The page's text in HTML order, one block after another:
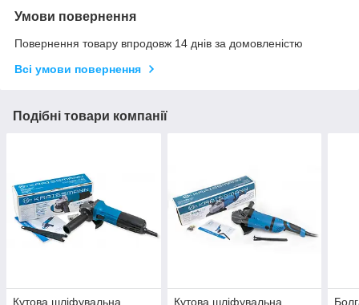
Умови повернення
Повернення товару впродовж 14 днів за домовленістю
Всі умови повернення
Подібні товари компанії
Кутова шліфувальна
Кутова шліфувальна